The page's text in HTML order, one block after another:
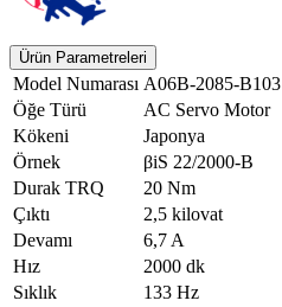
Ürün Parametreleri
Model Numarası A06B-2085-B103
Öğe Türü
AC Servo Motor
Kökeni
Japonya
Örnek
βiS 22/2000-B
Durak TRQ
20 Nm
Çıktı
2,5 kilovat
Devamı
6,7 A
Hız
2000 dk
Sıklık
133 Hz